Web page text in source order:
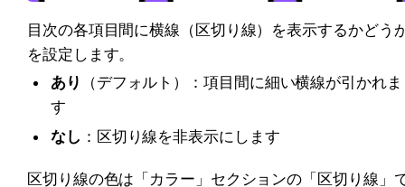
目次の各項目間に横線（区切り線）を表示するかどう
を設定します。
あり
（デフォルト）：項目間に細い横線が引かれま
す
なし ：区切り線を非表示にします
区切り線の色は「カラー」セクションの「区切り線」